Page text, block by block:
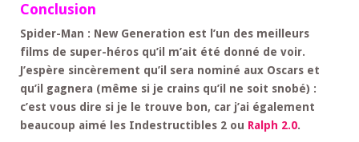
Conclusion
Spider-Man : New Generation est l’un des meilleurs
films de super-héros qu’il m’ait été donné de voir.
J’espère sincèrement qu’il sera nominé aux Oscars et
qu’il gagnera (même si je crains qu’il ne soit snobé) :
c’est vous dire si je le trouve bon, car j’ai également
beaucoup aimé les Indestructibles 2 ou Ralph 2.0.